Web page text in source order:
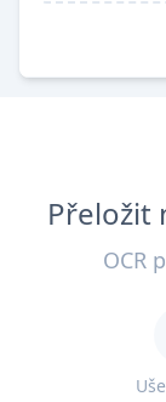
Přeložit
OCR